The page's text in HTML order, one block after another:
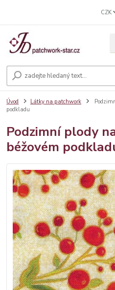
CZK
Úvod Látky na patchwork
podkladu
Podzimní plody
béžovém